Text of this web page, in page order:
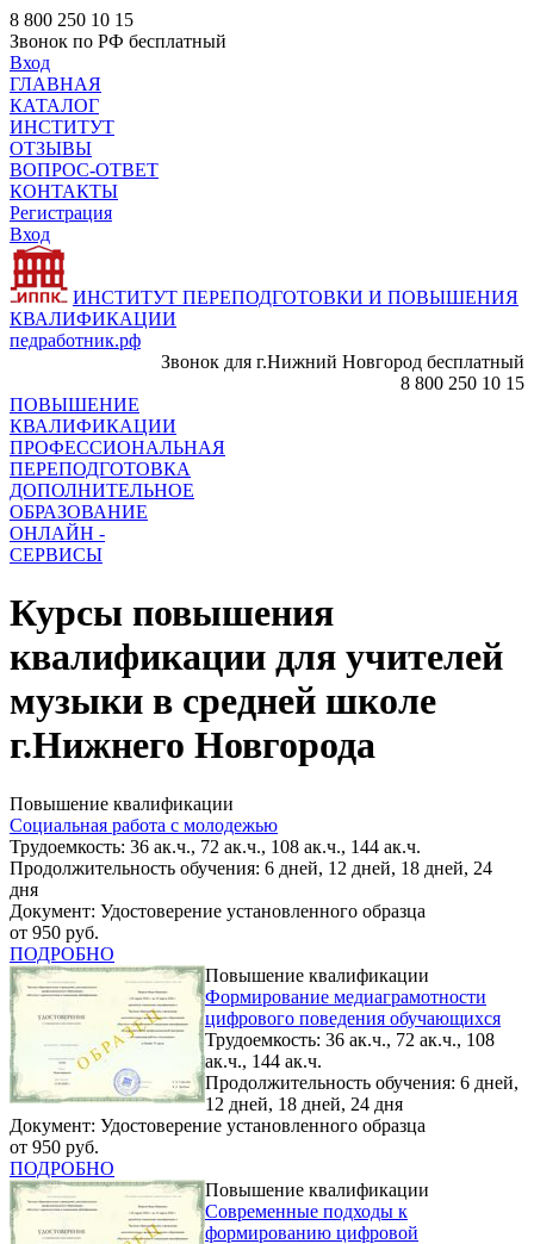
8 800 250 10 15
Звонок по РФ бесплатный
Вход
ГЛАВНАЯ
КАТАЛОГ
ИНСТИТУТ
ОТЗЫВЫ
ВОПРОС-ОТВЕТ
КОНТАКТЫ
Регистрация
Вход
ИНСТИТУТ ПЕРЕПОДГОТОВКИ И ПОВЫШЕНИЯ
КВАЛИФИКАЦИИ
педработник.рф
Звонок для г.Нижний Новгород бесплатный
8 800 250 10 15
ПОВЫШЕНИЕ
КВАЛИФИКАЦИИ
ПРОФЕССИОНАЛЬНАЯ
ПЕРЕПОДГОТОВКА
ДОПОЛНИТЕЛЬНОЕ
ОБРАЗОВАНИЕ
ОНЛАЙН -
СЕРВИСЫ
Курсы повышения
квалификации для учителей
музыки в средней школе
г.Нижнего Новгорода
Повышение квалификации
Социальная работа с молодежью
Трудоемкость: 36 ак.ч., 72 ак.ч., 108 ак.ч., 144 ак.ч.
Продолжительность обучения: 6 дней, 12 дней, 18 дней, 24
дня
Документ: Удостоверение установленного образца
от 950 руб.
ПОДРОБНО
Повышение квалификации
Формирование медиаграмотности
цифрового поведения обучающихся
Трудоемкость: 36 ак.ч., 72 ак.ч., 108
ак.ч., 144 ак.ч.
Продолжительность обучения: 6 дней,
12 дней, 18 дней, 24 дня
Документ: Удостоверение установленного образца
от 950 руб.
ПОДРОБНО
Повышение квалификации
Современные подходы к
формированию цифровой